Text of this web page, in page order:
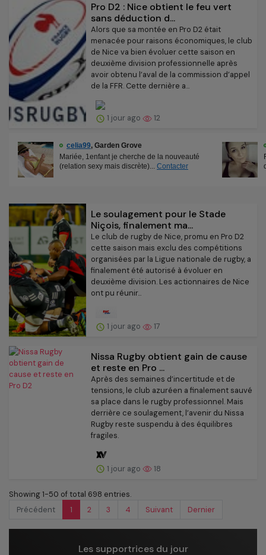
Pro D2 : Nice obtient le feu vert
sans déduction d...
Alors que sa montée en Pro D2 était
menacée pour raisons économiques, le club
de Nice va bien évoluer cette saison en
deuxième division professionnelle après
avoir obtenu l’aval de la commission d’appel
de la FFR. Cette dernière a...
1 jour ago 12
Le soulagement pour le Stade
Niçois, finalement ma...
Le club de rugby de Nice, promu en Pro D2
cette saison mais exclu des compétitions
organisées par la Ligue nationale de rugby, a
finalement été autorisé à évoluer en
deuxième division. Les actionnaires de Nice
ont pu réunir...
1 jour ago 17
Nissa Rugby obtient gain de cause
et reste en Pro ...
Après des semaines d’incertitude et de
tensions, le club azuréen a finalement sauvé
sa place dans le rugby professionnel. Mais
derrière ce soulagement, l’avenir du Nissa
Rugby reste suspendu à des équilibres
fragiles.
1 jour ago 18
Showing 1-50 of total 698 entries.
Précédent
1 2 3 4 Suivant Dernier
Les supportrices du jour